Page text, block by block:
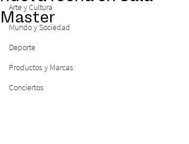
Arte y Cultura
Mundo y Sociedad
Deporte
Productos y Marcas
Conciertos
Master